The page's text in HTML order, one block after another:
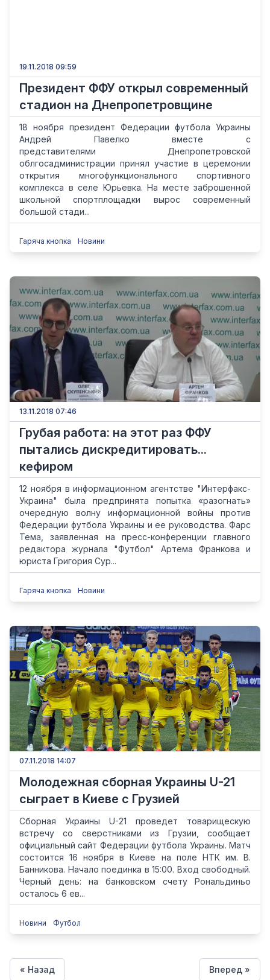
19.11.2018 09:59
Президент ФФУ открыл современный
стадион на Днепропетровщине
18 ноября президент Федерации футбола Украины
Андрей Павелко вместе с
представителями Днепропетровской
облгосадминистрации принял участие в церемонии
открытия многофункционального спортивного
комплекса в селе Юрьевка. На месте заброшенной
школьной спортплощадки вырос современный
большой стади...
Гаряча кнопка Новини
13.11.2018 07:46
Грубая работа: на этот раз ФФУ
пытались дискредитировать...
кефиром
12 ноября в информационном агентстве "Интерфакс-
Украина" была предпринята попытка «разогнать»
очередную волну информационной войны против
Федерации футбола Украины и ее руководства. Фарс
Тема, заявленная на пресс-конференции главного
редактора журнала "Футбол" Артема Франкова и
юриста Григория Сур...
Гаряча кнопка Новини
07.11.2018 14:07
Молодежная сборная Украины U-21
сыграет в Киеве с Грузией
Сборная Украины U-21 проведет товарищескую
встречу со сверстниками из Грузии, сообщает
официальный сайт Федерации футбола Украины. Матч
состоится 16 ноября в Киеве на поле НТК им. В.
Банникова. Начало поединка в 15:00. Вход свободный.
Черный день: на банковском счету Рональдиньо
осталось 6 ев...
Новини Футбол
« Назад Вперед »